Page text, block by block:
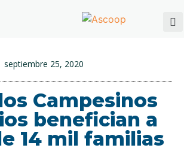
septiembre 25, 2020
Campesinos
benefician a
14 mil familias